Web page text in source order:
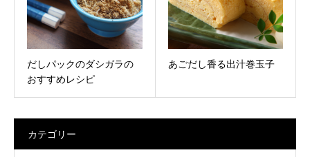
だしパックのダシガラの
おすすめレシピ
あごだし香る出汁巻玉子
カテゴリー